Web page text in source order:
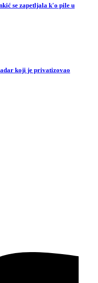
se zapetljala k'o pile u
koji je privatizovao